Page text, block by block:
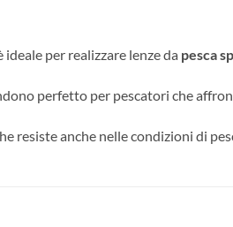
ideale per realizzare lenze da pesca
perfetto per pescatori che
resiste anche nelle condizioni di